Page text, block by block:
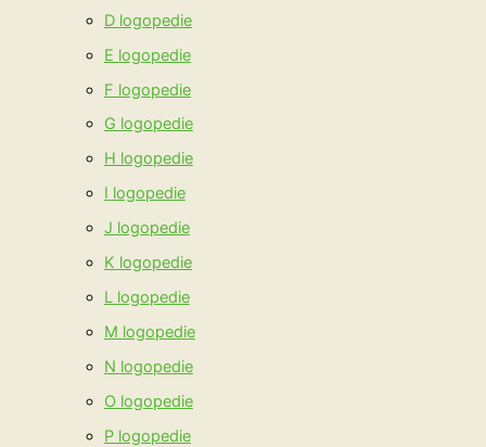
D logopedie
E logopedie
F logopedie
G logopedie
H logopedie
I logopedie
J logopedie
K logopedie
L logopedie
M logopedie
N logopedie
O logopedie
P logopedie